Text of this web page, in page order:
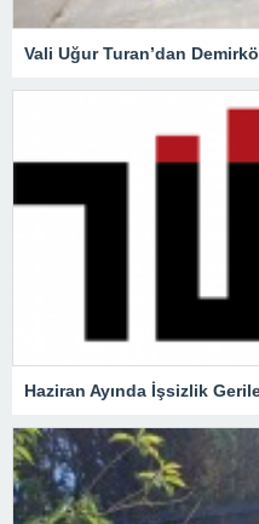
Vali Uğur Turan’dan
Haziran Ayında İşsizlik